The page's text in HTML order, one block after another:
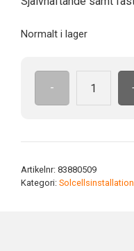
Normalt i lager
-
gravyr
Artikelnr: 83880509
Kategori: Solcellsinstallation